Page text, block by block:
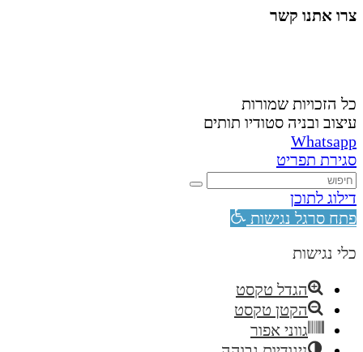
צרו אתנו קשר
כל הזכויות שמורות
עיצוב ובניה סטודיו תותים
Whatsapp
סגירת תפריט
דילוג לתוכן
פתח סרגל נגישות
כלי נגישות
הגדל טקסט
הקטן טקסט
גווני אפור